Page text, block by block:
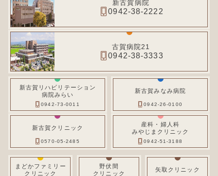
新古賀病院
0942-38-2222
古賀病院21
0942-38-3333
新古賀リハビリテーション
病院みらい
0942-73-0011
新古賀みなみ病院
0942-26-0100
新古賀クリニック
0570-05-2485
産科・婦人科
みやじまクリニック
0942-51-3188
まどかファミリー
クリニック
野伏間
クリニック
矢取クリニック